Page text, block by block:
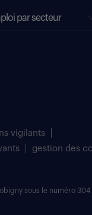
par secteur
vigilants
gestion des
sous le numéro 304